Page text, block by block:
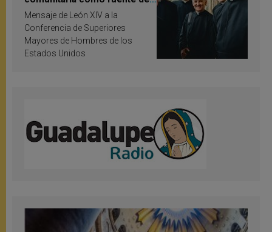
inspiración y santificación
Mensaje de León XIV a la
Conferencia de Superiores
Mayores de Hombres de los
Estados Unidos